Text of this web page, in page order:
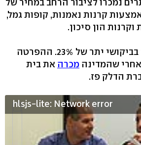
קרנות נאמנות, קופות גמל,
הון סיכון.
ההנפקה הסתיימה בביקושי יתר של 23%. ההפרטה
שהמדינה מכרה את בית
הדלק פז.
hlsjs-lite: Network error